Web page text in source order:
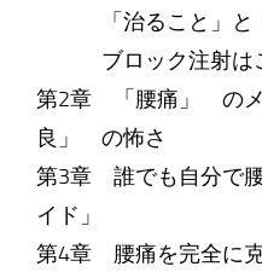
「治ること」と「
ブロック注射はこ
第2章 「腰痛」 の
良」 の怖さ
第3章 誰でも自分で
イド」
第4章 腰痛を完全に克